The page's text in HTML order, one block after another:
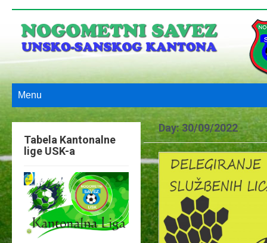
Menu
Tabela Kantonalne
lige USK-a
Day:30/09/2022